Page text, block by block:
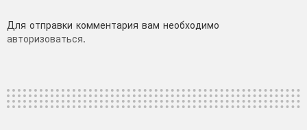
Добавить
комментарий
Для отправки комментария вам необходимо
авторизоваться.